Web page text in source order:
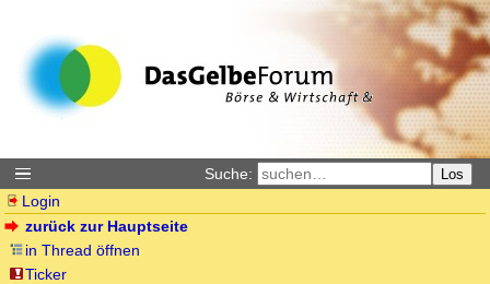
Suche: Los
Login
zurück zur Hauptseite
in Thread öffnen
Ticker